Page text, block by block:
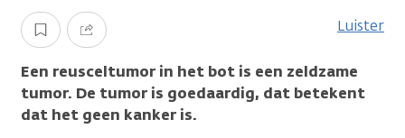
informatie
Opslaan Delen Luister
Een reusceltumor in het bot is een zeldzame
tumor. De tumor is goedaardig, dat betekent
dat het geen kanker is.